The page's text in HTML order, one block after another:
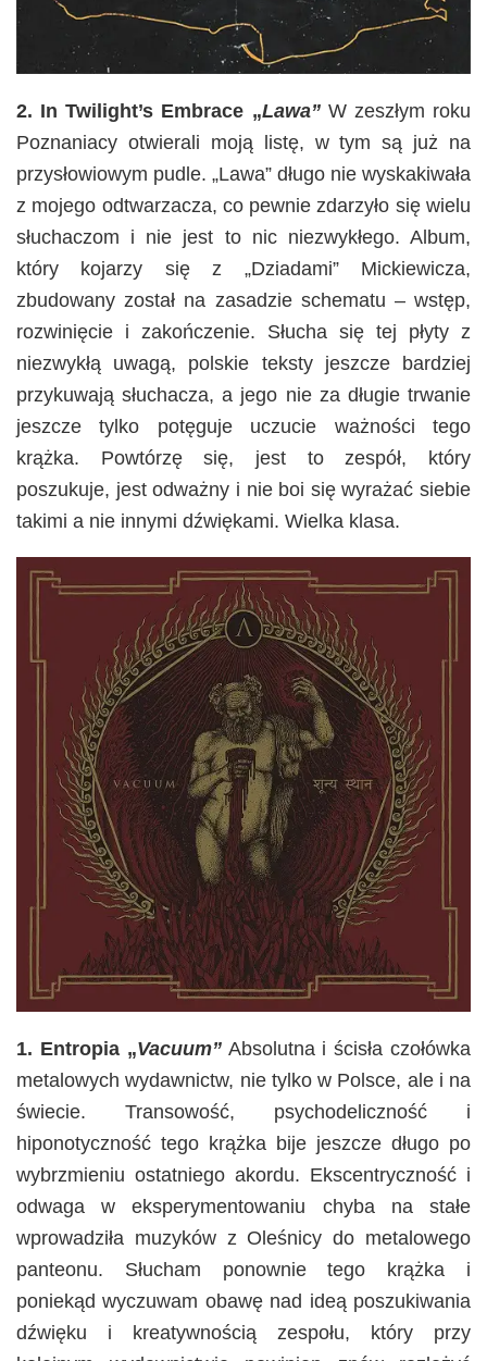
2. In Twilight’s Embrace „Lawa”W zeszłym roku
Poznaniacy otwierali moją listę, w tym są już na
przysłowiowym pudle. „Lawa” długo nie wyskakiwała
z mojego odtwarzacza, co pewnie zdarzyło się wielu
słuchaczom i nie jest to nic niezwykłego. Album,
który kojarzy się z „Dziadami” Mickiewicza,
zbudowany został na zasadzie schematu – wstęp,
rozwinięcie i zakończenie. Słucha się tej płyty z
niezwykłą uwagą, polskie teksty jeszcze bardziej
przykuwają słuchacza, a jego nie za długie trwanie
jeszcze tylko potęguje uczucie ważności tego
krążka. Powtórzę się, jest to zespół, który
poszukuje, jest odważny i nie boi się wyrażać siebie
takimi a nie innymi dźwiękami. Wielka klasa.
1. Entropia „Vacuum”Absolutna i ścisła czołówka
metalowych wydawnictw, nie tylko w Polsce, ale i na
świecie. Transowość, psychodeliczność i
hiponotyczność tego krążka bije jeszcze długo po
wybrzmieniu ostatniego akordu. Ekscentryczność i
odwaga w eksperymentowaniu chyba na stałe
wprowadziła muzyków z Oleśnicy do metalowego
panteonu. Słucham ponownie tego krążka i
poniekąd wyczuwam obawę nad ideą poszukiwania
dźwięku i kreatywnością zespołu, który przy